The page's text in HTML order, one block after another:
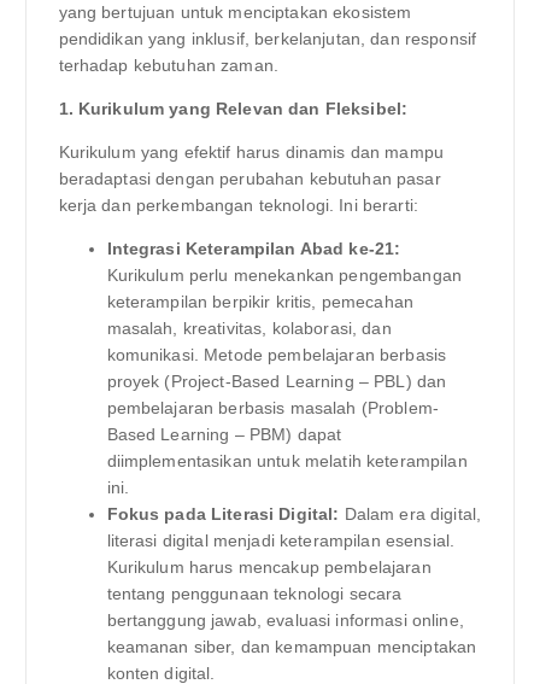
yang bertujuan untuk menciptakan ekosistem
pendidikan yang inklusif, berkelanjutan, dan responsif
terhadap kebutuhan zaman.
1. Kurikulum yang Relevan dan Fleksibel:
Kurikulum yang efektif harus dinamis dan mampu
beradaptasi dengan perubahan kebutuhan pasar
kerja dan perkembangan teknologi. Ini berarti:
Integrasi Keterampilan Abad ke-21:
Kurikulum perlu menekankan pengembangan
keterampilan berpikir kritis, pemecahan
masalah, kreativitas, kolaborasi, dan
komunikasi. Metode pembelajaran berbasis
proyek (Project-Based Learning – PBL) dan
pembelajaran berbasis masalah (Problem-
Based Learning – PBM) dapat
diimplementasikan untuk melatih keterampilan
ini.
Fokus pada Literasi Digital: Dalam era digital,
literasi digital menjadi keterampilan esensial.
Kurikulum harus mencakup pembelajaran
tentang penggunaan teknologi secara
bertanggung jawab, evaluasi informasi online,
keamanan siber, dan kemampuan menciptakan
konten digital.